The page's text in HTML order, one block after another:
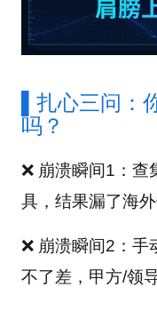
▌扎心三问：
吗？
❌ 崩溃瞬间1：
具，结果漏了海
❌ 崩溃瞬间2：
不了差，甲方/领